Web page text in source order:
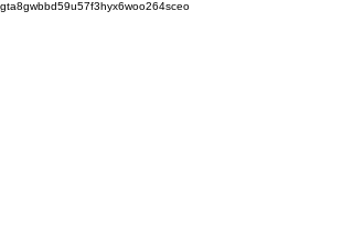
gta8gwbbd59u57f3hyx6woo264sceo